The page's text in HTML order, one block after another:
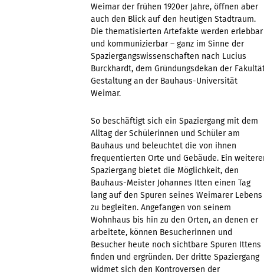
Weimar der frühen 1920er Jahre, öffnen aber
auch den Blick auf den heutigen Stadtraum.
Die thematisierten Artefakte werden erlebbar
und kommunizierbar – ganz im Sinne der
Spaziergangswissenschaften nach Lucius
Burckhardt, dem Gründungsdekan der
Gestaltung an der Bauhaus-Universität
Weimar.
So beschäftigt sich ein Spaziergang mit dem
Alltag der Schülerinnen und Schüler am
Bauhaus und beleuchtet die von ihnen
frequentierten Orte und Gebäude. Ein
Spaziergang bietet die Möglichkeit, den
Bauhaus-Meister Johannes Itten einen Tag
lang auf den Spuren seines Weimarer Lebens
zu begleiten. Angefangen von seinem
Wohnhaus bis hin zu den Orten, an denen er
arbeitete, können Besucherinnen und
Besucher heute noch sichtbare Spuren Ittens
finden und ergründen. Der dritte Spaziergang
widmet sich den Kontroversen der